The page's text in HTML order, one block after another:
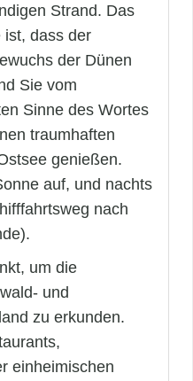
Strand. Das
ist, dass der
der Dünen
Sie vom
Sinne des Wortes
traumhaften
genießen.
auf, und nachts
nach
um die
und
zu erkunden.
einheimischen